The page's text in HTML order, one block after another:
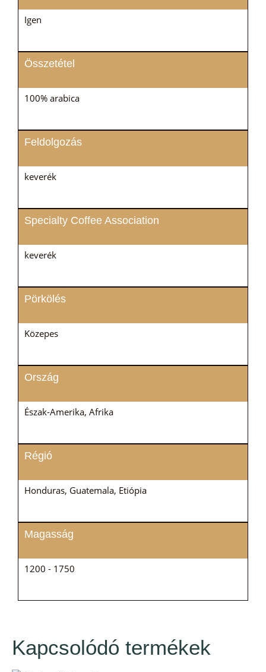
Igen
Összetétel
100% arabica
Feldolgozás
keverék
Specialty Coffee Association
keverék
Pörkölés
Közepes
Ország
Észak-Amerika, Afrika
Régió
Honduras, Guatemala, Etiópia
Magasság
1200 - 1750
Kapcsolódó termékek